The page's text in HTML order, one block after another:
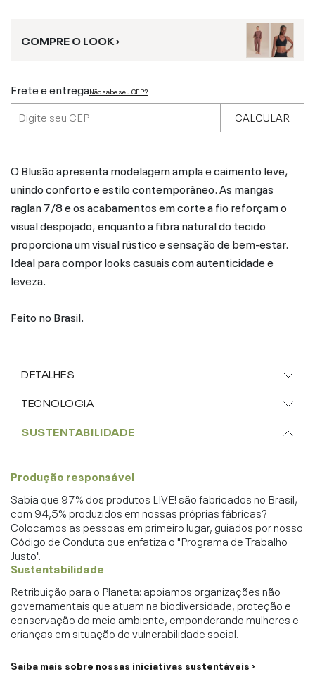
COMPRE O LOOK ›
Frete e entregaNão sabe seu CEP?
CALCULAR
O Blusão apresenta modelagem ampla e caimento leve,
unindo conforto e estilo contemporâneo. As mangas
raglan 7/8 e os acabamentos em corte a fio reforçam o
visual despojado, enquanto a fibra natural do tecido
proporciona um visual rústico e sensação de bem-estar.
Ideal para compor looks casuais com autenticidade e
leveza.
Feito no Brasil.
DETALHES
TECNOLOGIA
SUSTENTABILIDADE
Produção responsável
Sabia que 97% dos produtos LIVE! são fabricados no Brasil,
com 94,5% produzidos em nossas próprias fábricas?
Colocamos as pessoas em primeiro lugar, guiados por nosso
Código de Conduta que enfatiza o "Programa de Trabalho
Justo".
Sustentabilidade
Retribuição para o Planeta: apoiamos organizações não
governamentais que atuam na biodiversidade, proteção e
conservação do meio ambiente, emponderando mulheres e
crianças em situação de vulnerabilidade social.
Saiba mais sobre nossas iniciativas sustentáveis ›